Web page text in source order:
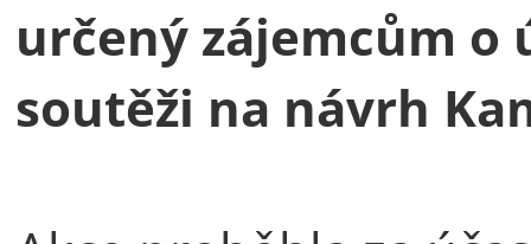
určený zájemcům
soutěži na návrh